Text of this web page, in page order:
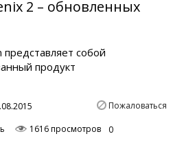
2 – обновленных
представляет собой
продукт
Пожаловаться
1616 просмотров 0